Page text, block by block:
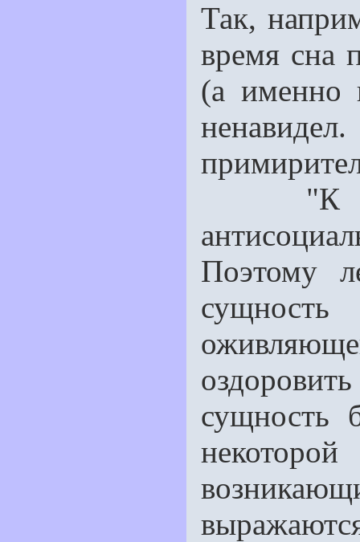
Так,
время сна
(а именно
"К
Поэтому
сущность
сущность